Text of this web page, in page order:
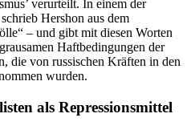
verurteilt. In einem der
Hershon aus dem
– und gibt mit diesen Worten
Haftbedingungen der
die von russischen Kräften in den
wurden.
als Repressionsmittel